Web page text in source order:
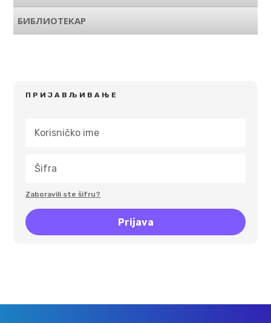
БИБЛИОТЕКАР
ПРИЈАВЉИВАЊЕ
Zaboravili ste šifru?
Prijava